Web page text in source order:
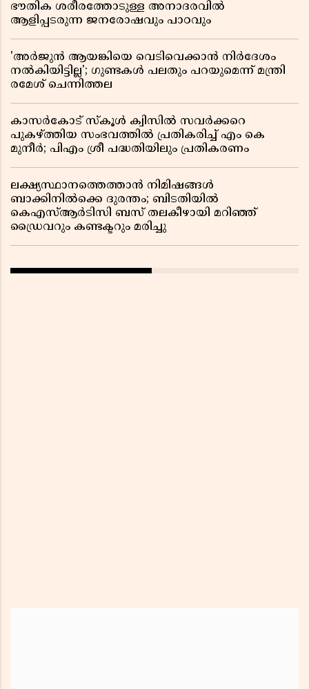
ഭൗതിക ശരീരത്തോടുള്ള അനാദരവിൽ
ആളിപ്പടരുന്ന ജനരോഷവും പാഠവും
'അർജുൻ ആയങ്കിയെ വെടിവെക്കാൻ നിർദേശം
നൽകിയിട്ടില്ല'; ഗുണ്ടകൾ പലതും പറയുമെന്ന് മന്ത്രി
രമേശ് ചെന്നിത്തല
കാസർകോട് സ്കൂൾ ക്വിസിൽ സവർക്കറെ
പുകഴ്ത്തിയ സംഭവത്തിൽ പ്രതികരിച്ച് എം കെ
മുനീർ; പിഎം ശ്രീ പദ്ധതിയിലും പ്രതികരണം
ലക്ഷ്യസ്ഥാനത്തെത്താൻ നിമിഷങ്ങൾ
ബാക്കിനിൽക്കെ ദുരന്തം; ബിടതിയിൽ
കെഎസ്ആർടിസി ബസ് തലകീഴായി മറിഞ്ഞ്
ഡ്രൈവറും കണ്ടക്ടറും മരിച്ചു